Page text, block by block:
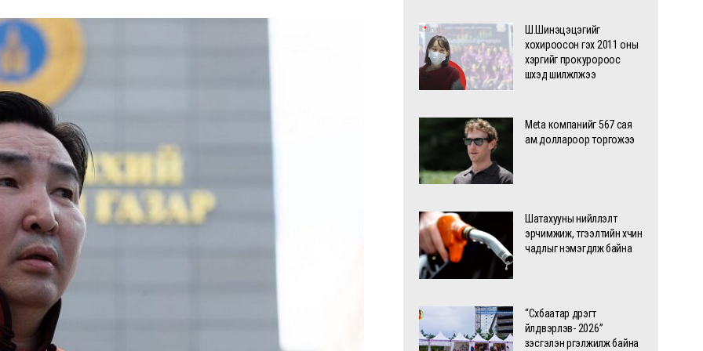
Ш.Шинэцэцэгийг
хохироосон гэх 2011 оны
хэргийг прокуророос
шүүхэд шилжүүлжээ
Meta компанийг 567 сая
ам.доллароор торгожээ
Шатахууны нийлүүлэлт
эрчимжиж, түгээлтийн хүчин
чадлыг нэмэгдүүлж байна
“Сүхбаатар дүүрэгт
үйлдвэрлэв- 2026”
үзэсгэлэн үргэлжилж байна